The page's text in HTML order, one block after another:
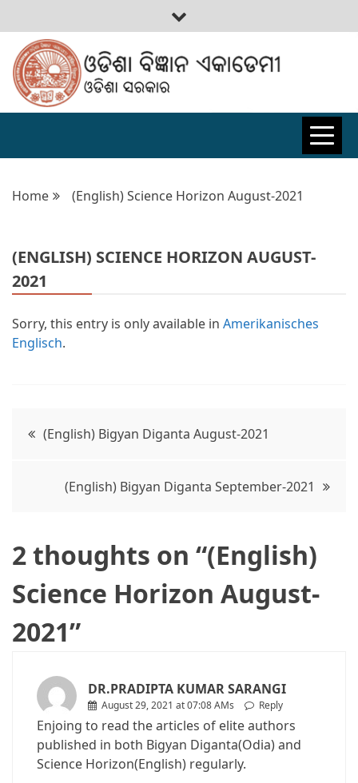
ODISHA
BIGYAN
ACADEMY
Home (English) Science Horizon August-2021
(ENGLISH) SCIENCE HORIZON AUGUST-
2021
Sorry, this entry is only available in Amerikanisches
Englisch.
Post
(English) Bigyan Diganta August-2021
(English) Bigyan Diganta September-2021
2 thoughts on “(English)
Science Horizon August-
2021”
DR.PRADIPTA KUMAR SARANGI
August 29, 2021 at 07:08 AMs Reply
Enjoing to read the articles of elite authors
published in both Bigyan Diganta(Odia) and
Science Horizon(English) regularly.